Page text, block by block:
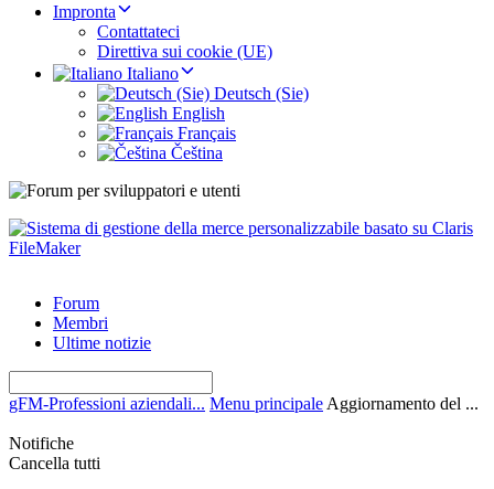
Impronta
Contattateci
Direttiva sui cookie (UE)
Italiano
Deutsch (Sie)
English
Français
Čeština
Forum
Membri
Ultime notizie
gFM-Professioni aziendali... Menu principale Aggiornamento del ...
Notifiche
Cancella tutti